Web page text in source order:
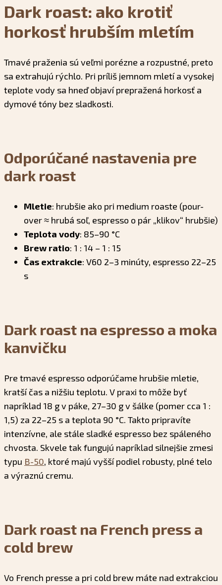
Dark roast: ako krotiť
horkosť hrubším mletím
Tmavé praženia sú veľmi porézne a rozpustné, preto
sa extrahujú rýchlo. Pri príliš jemnom mletí a vysokej
teplote vody sa hneď objaví prepražená horkosť a
dymové tóny bez sladkosti.
Odporúčané nastavenia pre
dark roast
Mletie: hrubšie ako pri medium roaste (pour-
over ≈ hrubá soľ, espresso o pár „klikov“ hrubšie)
Teplota vody: 85–90 °C
Brew ratio: 1 : 14 – 1 : 15
Čas extrakcie: V60 2–3 minúty, espresso 22–25
s
Dark roast na espresso a moka
kanvičku
Pre tmavé espresso odporúčame hrubšie mletie,
kratší čas a nižšiu teplotu. V praxi to môže byť
napríklad 18 g v páke, 27–30 g v šálke (pomer cca 1 :
1,5) za 22–25 s a teplota 90 °C. Takto pripravíte
intenzívne, ale stále sladké espresso bez spáleného
chvosta. Skvele tak fungujú napríklad silnejšie zmesi
typu B-50, ktoré majú vyšší podiel robusty, plné telo
a výraznú cremu.
Dark roast na French press a
cold brew
Vo French presse a pri cold brew máte nad extrakciou